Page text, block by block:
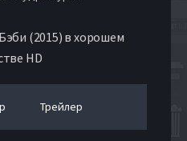
(2015) в хорошем
HD
Трейлер